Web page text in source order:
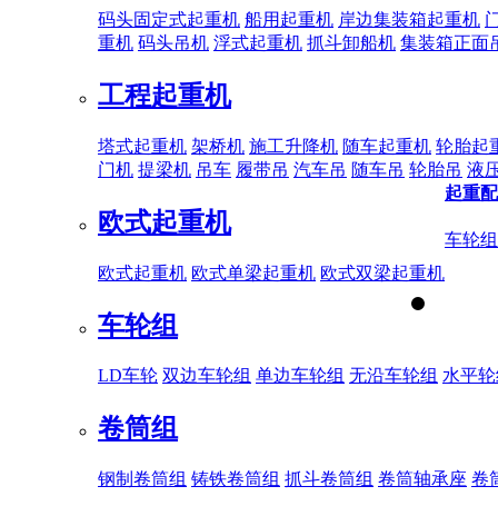
码头固定式起重机 船用起重机 岸边集装箱起重机
重机 码头吊机 浮式起重机 抓斗卸船机 集装箱正面
工程起重机
塔式起重机 架桥机 施工升降机 随车起重机 轮胎起
门机 提梁机 吊车 履带吊 汽车吊 随车吊 轮胎吊 液
欧式起重机
欧式起重机 欧式单梁起重机 欧式双梁起重机
起重
车轮组
车轮组
LD车轮 双边车轮组 单边车轮组 无沿车轮组 水平
卷筒组
钢制卷筒组 铸铁卷筒组 抓斗卷筒组 卷筒轴承座 卷